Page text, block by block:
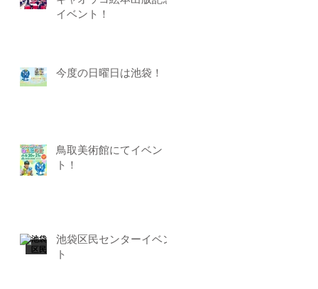
イベント！
今度の日曜日は池袋！
鳥取美術館にてイベン
ト！
池袋区民センターイベン
ト